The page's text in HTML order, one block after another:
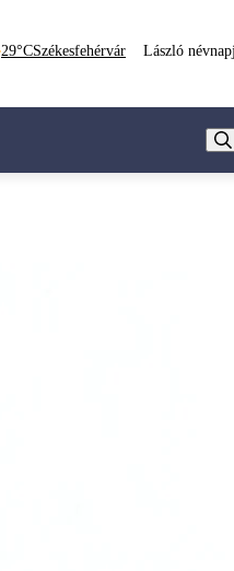
29°CSzékesfehérvár László